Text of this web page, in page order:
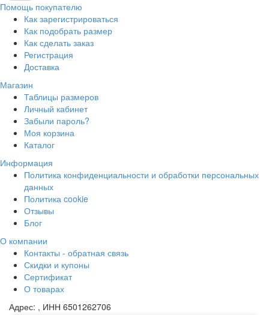
Помощь покупателю
Как зарегистрироваться
Как подобрать размер
Как сделать заказ
Регистрация
Доставка
Магазин
Таблицы размеров
Личный кабинет
Забыли пароль?
Моя корзина
Каталог
Информация
Политика конфиденциальности и обработки персональных
данных
Политика cookie
Отзывы
Блог
О компании
Контакты - обратная связь
Скидки и купоны
Сертификат
О товарах
Адрес: , ИНН 6501262706